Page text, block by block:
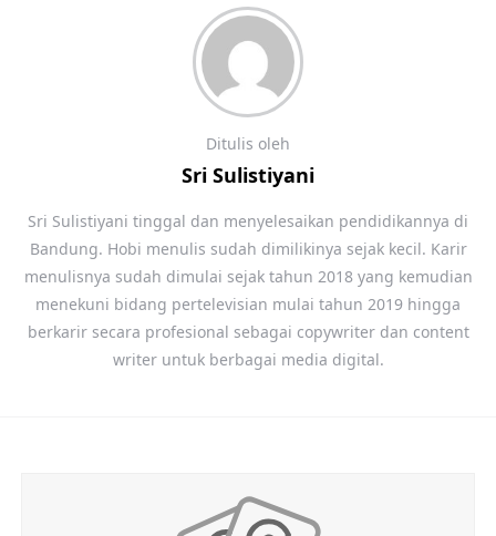
Ditulis oleh
Sri Sulistiyani
Sri Sulistiyani tinggal dan menyelesaikan pendidikannya di
Bandung. Hobi menulis sudah dimilikinya sejak kecil. Karir
menulisnya sudah dimulai sejak tahun 2018 yang kemudian
menekuni bidang pertelevisian mulai tahun 2019 hingga
berkarir secara profesional sebagai copywriter dan content
writer untuk berbagai media digital.